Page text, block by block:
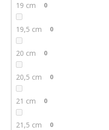
19 cm 0
19,5 cm 0
20 cm 0
20,5 cm 0
21 cm 0
21,5 cm 0